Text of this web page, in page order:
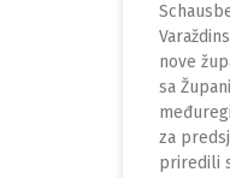
nove
sa
za
priredili